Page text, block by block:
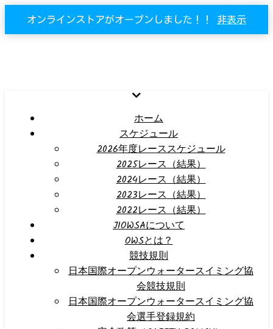
オンラインストアがオープンしました！！ 非表示
ホーム
スケジュール
2026年度レーススケジュール
2025レース（結果）
2024レース（結果）
2023レース（結果）
2022レース（結果）
JIOWSAについて
OWSとは？
競技規則
日本国際オープンウォータースイミング協
会競技規則
日本国際オープンウォータースイミング協
会選手登録規約